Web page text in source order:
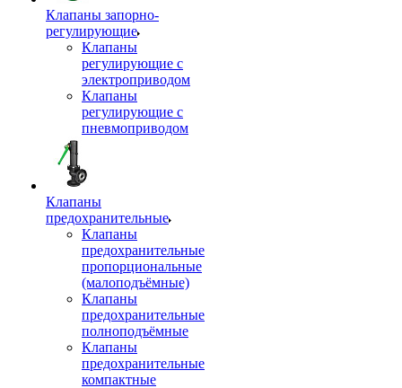
Клапаны запорно-
регулирующие
Клапаны
регулирующие с
электроприводом
Клапаны
регулирующие с
пневмоприводом
Клапаны
предохранительные
Клапаны
предохранительные
пропорциональные
(малоподъёмные)
Клапаны
предохранительные
полноподъёмные
Клапаны
предохранительные
компактные